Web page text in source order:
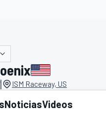
por
| ISM Raceway, US
NoticiasVideos